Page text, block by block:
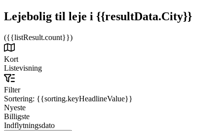
Lejebolig til leje i {{resultData.City}}
({{listResult.count}})
Kort
Listevisning
Filter
Sortering: {{sorting.keyHeadlineValue}}
Nyeste
Billigste
Indflytningsdato